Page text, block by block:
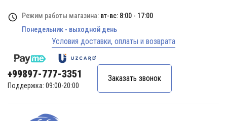
Режим работы магазина: вт-вс: 8:00 - 17:00
Понедельник - выходной день
Условия доставки, оплаты и возврата
+99897-777-3351
Поддержка: 09:00-20:00
Заказать звонок